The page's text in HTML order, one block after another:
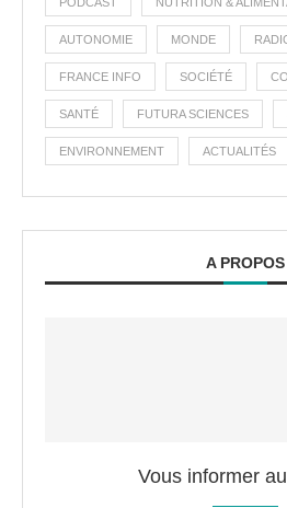
AUTONOMIE MONDE
FRANCE INFO SOCIÉTÉ
SANTÉ FUTURA SCIENCES
ENVIRONNEMENT ACTUALITÉS
A PROPOS
Vous informer